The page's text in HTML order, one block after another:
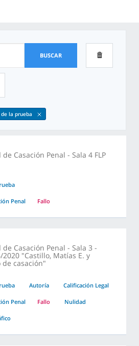
BUSCAR
la prueba
Casación Penal - Sala 4 FLP
Penal Fallo
Casación Penal - Sala 3 -
2020 "Castillo, Matías E. y
casación"
Autoría Calificación Legal
Penal Fallo Nulidad